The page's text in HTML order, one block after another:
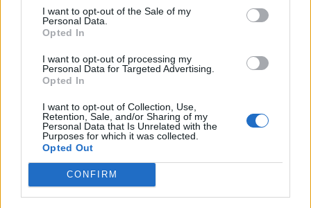
I want to opt-out of the Sale of my
Personal Data.
Opted In
I want to opt-out of processing my
Personal Data for Targeted Advertising.
Opted In
I want to opt-out of Collection, Use,
Retention, Sale, and/or Sharing of my
Personal Data that Is Unrelated with the
Purposes for which it was collected.
Opted Out
CONFIRM
Sütibeállítások
Médiatér
Liget
Krónika
Bihari Napló
Erdélyi Napló
Főtér